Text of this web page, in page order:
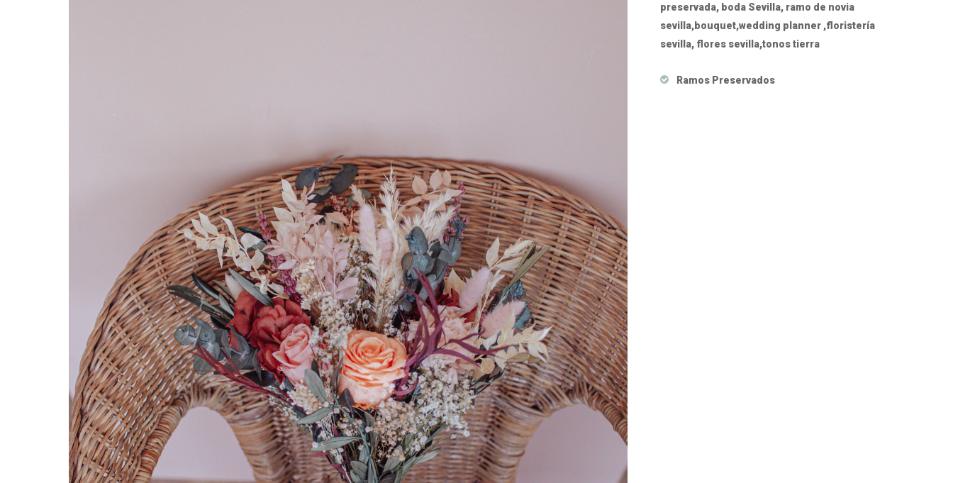
preservada, boda Sevilla, ramo de novia
sevilla,bouquet,wedding planner ,floristería
sevilla, flores sevilla,tonos tierra
Ramos Preservados